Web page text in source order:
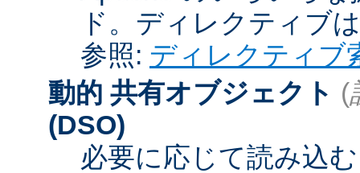
ド。ディレクティブ
参照: ディレクティブ
動的 共有オブジェクト (
(DSO)
必要に応じて読み込